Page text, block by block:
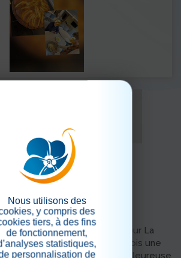
et convivial. À l’Accueil de Jour La
de partage prennent parfois une
C’est dans une ambiance chaleureuse
Nous utilisons des
y compris des
tiers, à des fins
de fonctionnement,
statistiques,
personnalisation de